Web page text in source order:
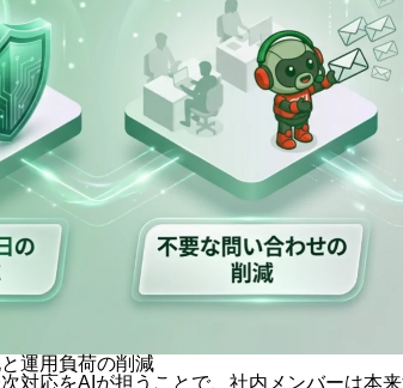
運用負荷の削減
対応をAIが担うことで、社内メンバーは本